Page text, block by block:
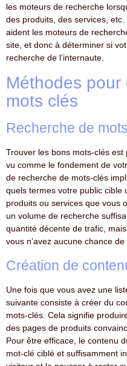
les moteurs de recherche
des produits, des services,
aident les moteurs de
site, et donc à déterminer si
recherche de l’internaute.
Méthodes pour
mots clés
Recherche de
Trouver les bons mots-clés est
vu comme le fondement de
de recherche de mots-clés
quels termes votre public cible
produits ou services que vous
un volume de recherche
quantité décente de trafic,
vous n’avez aucune chance
Création de
Une fois que vous avez une
suivante consiste à créer du
mots-clés. Cela signifie
des pages de produits
Pour être efficace, le contenu
mot-clé ciblé et suffisamment